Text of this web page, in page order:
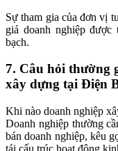
Sự tham gia của đơn vị
giá doanh nghiệp
bạch.
7. Câu hỏi thường
xây dựng tại Điện
Khi nào doanh nghiệp
Doanh nghiệp thường
bán doanh nghiệp, kêu
tái cấu trúc hoạt động